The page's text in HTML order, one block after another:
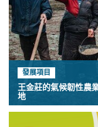
發展項目
王金莊的氣候韌性農
地